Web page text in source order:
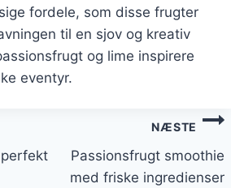
fordele, som disse frugter
til en sjov og kreativ
og lime inspirere
eventyr.
NÆSTE
Passionsfrugt smoothie
med friske ingredienser